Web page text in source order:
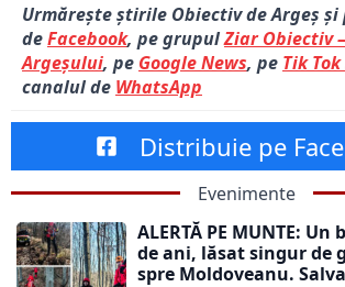
Urmărește știrile Obiectiv de Argeș și
deFacebook, pe grupulZiar Obiectiv
Argeșului, pe Google News, pe Tik Tok
canalul de WhatsApp
Distribuie pe
Evenimente
ALERTĂ PE MUNTE: Un
de ani, lăsat singur de
spre Moldoveanu.